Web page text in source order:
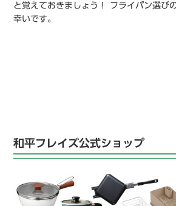
と覚えておきましょう！ フライパン選び
幸いです。
和平フレイズ公式ショップ